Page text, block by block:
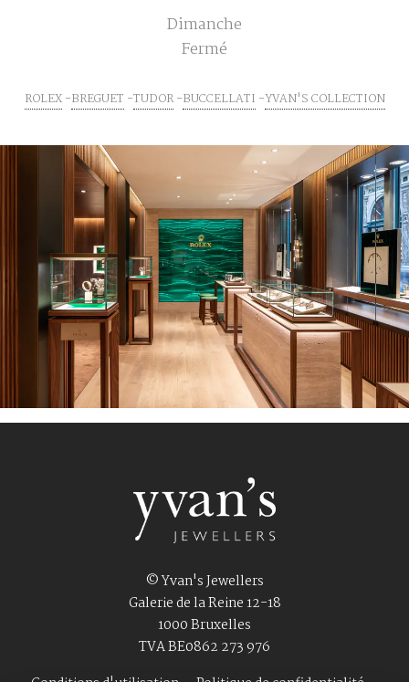
Dimanche
Fermé
ROLEX BREGUET TUDOR BUCCELLATI YVAN'S COLLECTION
© Yvan's Jewellers
Galerie de la Reine 12-18
1000 Bruxelles
TVA BE0862 273 976